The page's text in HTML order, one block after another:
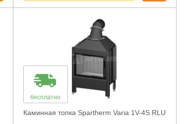
бесплатно
Каминная топка Spartherm Varia 1V-4S RLU